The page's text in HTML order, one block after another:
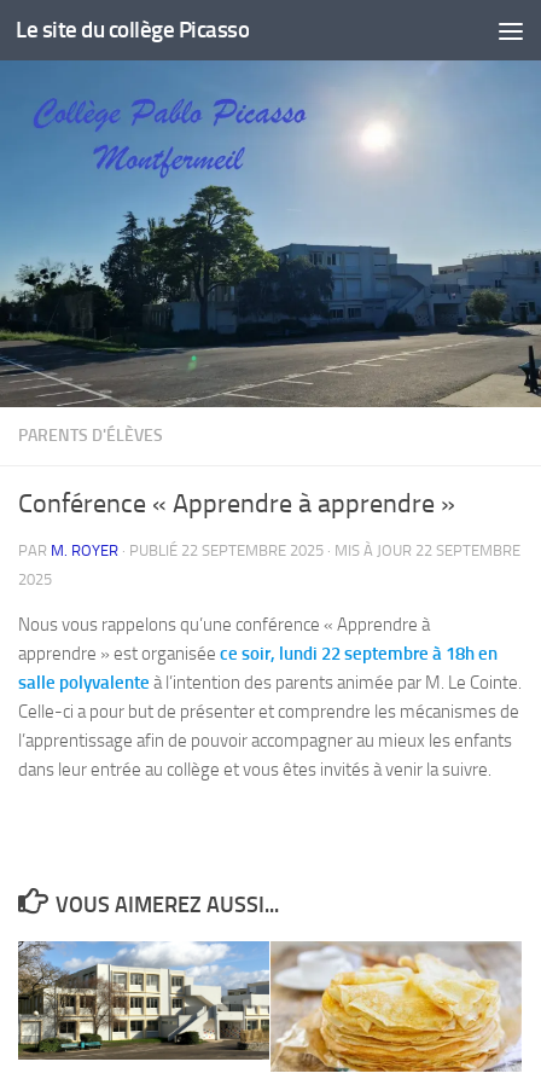
Skip to content
Le site du collège Picasso
PARENTS D'ÉLÈVES
Conférence « Apprendre à apprendre »
PAR M. ROYER · PUBLIÉ 22 SEPTEMBRE 2025 · MIS À JOUR 22 SEPTEMBRE
2025
Nous vous rappelons qu’une conférence « Apprendre à
apprendre » est organisée ce soir, lundi 22 septembre à 18h en
salle polyvalente à l’intention des parents animée par M. Le Cointe.
Celle-ci a pour but de présenter et comprendre les mécanismes de
l’apprentissage afin de pouvoir accompagner au mieux les enfants
dans leur entrée au collège et vous êtes invités à venir la suivre.
VOUS AIMEREZ AUSSI...